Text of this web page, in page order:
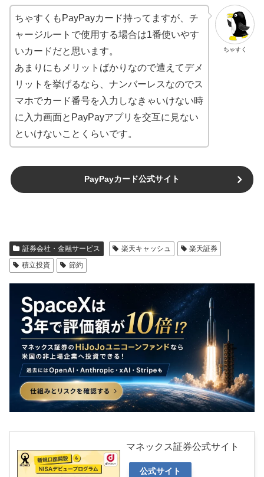
ちゃすく
ちゃすくもPayPayカード持ってますが、チ
ャージルートで使用する場合は1番使いやす
いカードだと思います。
あまりにもメリットばかりなので遭えてデメ
リットを挙げるなら、ナンバーレスなのでス
マホでカード番号を入力しなきゃいけない時
に入力画面とPayPayアプリを交互に見ない
といけないことくらいです。
PayPayカード公式サイト
証券会社・金融サービス 楽天キャッシュ
楽天証券
積立投資
節約
マネックス証券公式サイト
公式サイト